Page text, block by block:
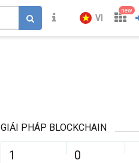
VI
new
GIẢI PHÁP BLOCKCHAIN
1 0